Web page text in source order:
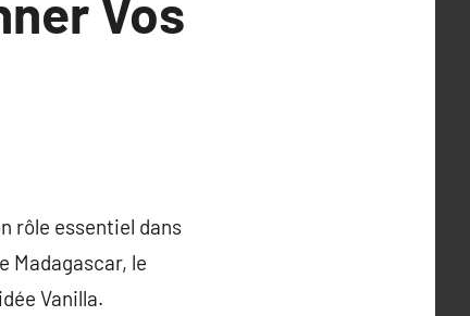
Vos
rôle essentiel dans
Madagascar, le
Vanilla.